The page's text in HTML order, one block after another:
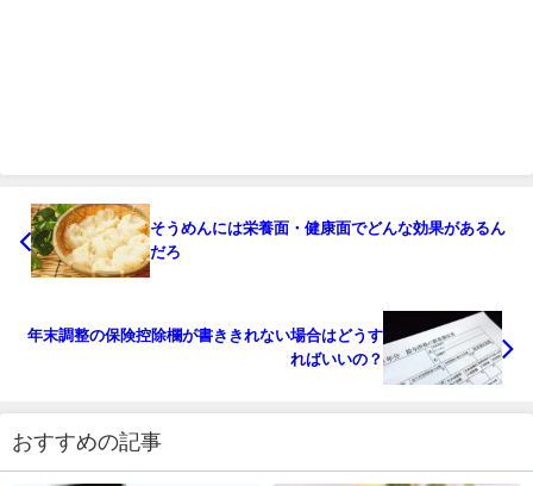
そうめんには栄養面・健康面でどんな効果があるん
だろ
年末調整の保険控除欄が書ききれない場合はどうす
ればいいの？
おすすめの記事